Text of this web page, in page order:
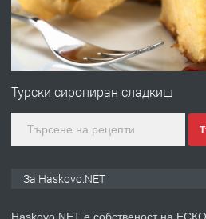
ПРЕДЛАГА
ПРОСТОРЕН
КУБА
Турски сиропиран сладкиш
За Haskovo.NET
Haskovo.NET е собственост на